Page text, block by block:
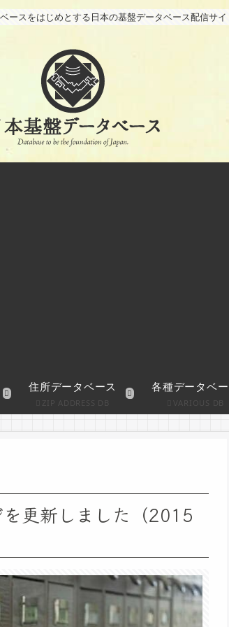
ースをはじめとする日本の基盤データベース配信サイ
住所データベース
ZIP ADDRESS DB
各種データベ
VARIOUS DB
更新しました（2015